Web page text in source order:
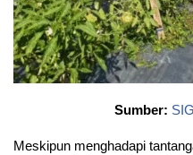
Sumber:
Meskipun menghadapi